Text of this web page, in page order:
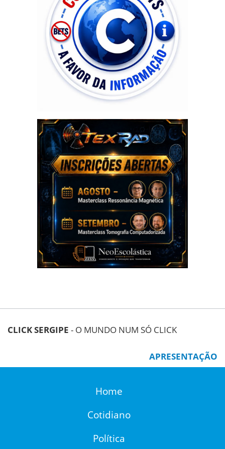
CLICK SERGIPE - O MUNDO NUM SÓ CLICK
APRESENTAÇÃO
Home
Cotidiano
Política